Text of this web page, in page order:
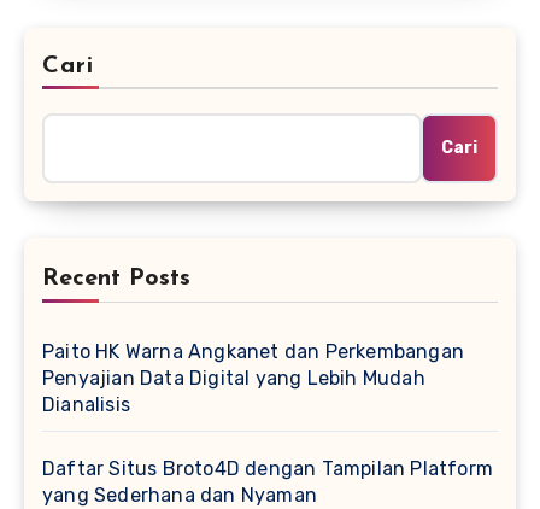
Cari
Cari
Recent Posts
Paito HK Warna Angkanet dan Perkembangan
Penyajian Data Digital yang Lebih Mudah
Dianalisis
Daftar Situs Broto4D dengan Tampilan Platform
yang Sederhana dan Nyaman